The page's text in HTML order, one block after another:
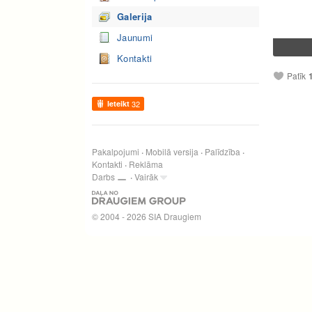
Galerija
Jaunumi
Kontakti
Ieteikt 32
Pakalpojumi Mobilā versija
Palīdzība
Kontakti
Reklāma
Darbs
Vairāk
© 2004 - 2026 SIA Draugiem
Patīk